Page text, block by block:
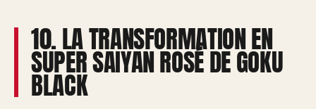
10. LA TRANSFORMATION EN
SUPER SAIYAN ROSÉ DE GOKU
BLACK